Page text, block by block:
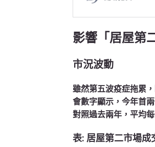
影響「居屋第
市況波動
雖然第五波疫症拖累
會數字顯示，今年首
對照過去兩年，平均
表: 居屋第二市場成